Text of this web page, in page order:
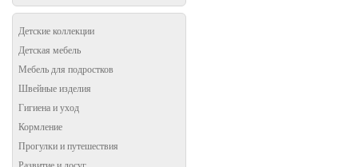
Детские коллекции
Детская мебель
Мебель для подростков
Швейные изделия
Гигиена и уход
Кормление
Прогулки и путешествия